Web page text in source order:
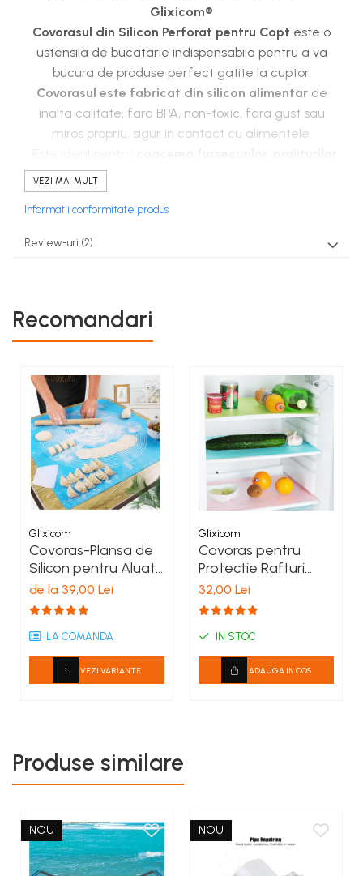
Glixicom®
Covorasul din Silicon Perforat pentru Copt este o
ustensila de bucatarie indispensabila pentru a va
bucura de produse perfect gatite la cuptor.
Covorasul este fabricat din silicon alimentarde
inalta calitate, fara BPA, non-toxic, fara gust sau
miros propriu, sigur in contact cu alimentele.
sau macarons
marcaje rotunde special concepute pentru a va veni
in ajutor in momentul coacerii.
Fabricat din silicon antiaderent, nu necesita ungere
orice tip de cuptor, cat si in congelator.
Rezistenta extrem de mare la temperaturi pozitive
sau negative( - 40 pana la la +260 de grade Celsius).
Covorasul nu se pliaza, nu face cute, nu aluneca,
distribuie uniform caldura, reutilizabil si lavabil.
Curatarea sa se face manual sau in masina de
vase, inainte de prima utilizare covorasul trebuie
Covorasul nu trebuie asezat pe flacara deschisa.
VEZI MAI MULT
Informatii conformitate produs
Review-uri (2)
Recomandari
Glixicom
Covoras-Plansa de
Silicon pentru Aluat
44 x 64 cm Albastru
G Glixicom®
de la 39,00 Lei
LA COMANDA
VEZI VARIANTE
Glixicom
Covoras pentru
Protectie Rafturi
Frigider sau Sertare
din PVC
Antiderapant 45 x
30 cm Verde G
Glixicom®
32,00 Lei
IN STOC
ADAUGA IN COS
Produse similare
NOU NOU